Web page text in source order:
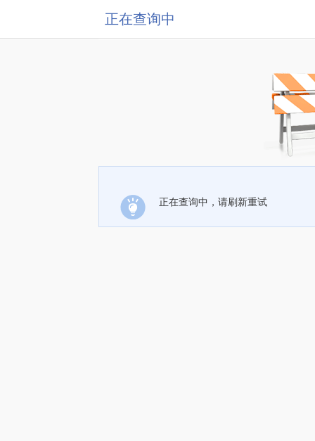
正在查询中
正在查询中，请刷新重试